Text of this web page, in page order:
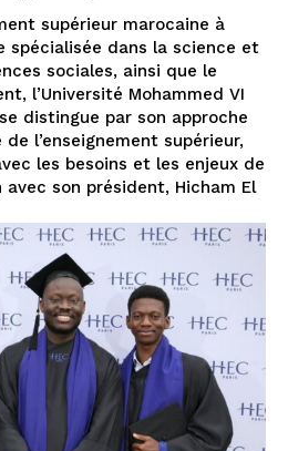
supérieur marocaine à
spécialisée dans la science et
sociales, ainsi que le
l’Université Mohammed VI
distingue par son approche
l’enseignement supérieur,
les besoins et les enjeux de
son président, Hicham El